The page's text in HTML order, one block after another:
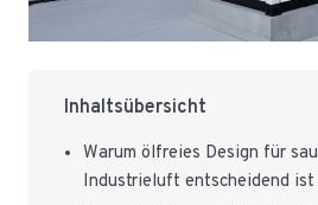
Inhaltsübersicht
Warum ölfreies Design für
Industrieluft entscheidend ist